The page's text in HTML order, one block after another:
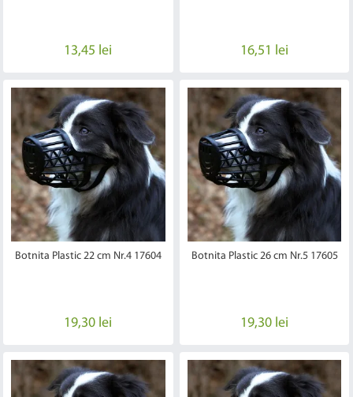
13,45 lei 16,51 lei
Botnita Plastic 22 cm Nr.4 17604
19,30 lei
Botnita Plastic 26 cm Nr.5 17605
19,30 lei